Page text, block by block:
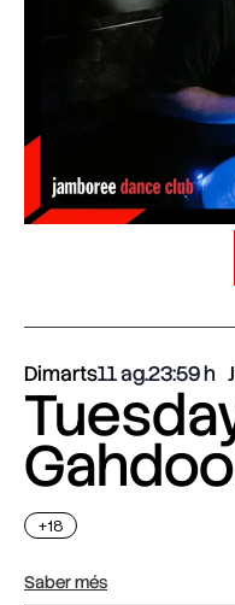
Dimarts11 ag.23:59
+18
Saber més